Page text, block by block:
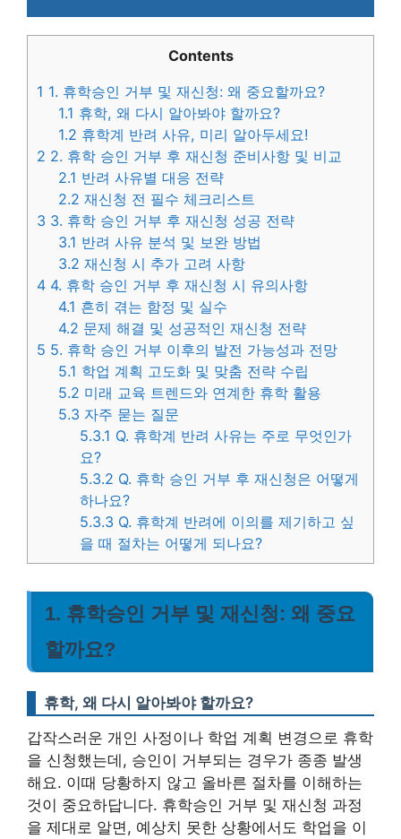
Contents
1 1. 휴학승인 거부 및 재신청: 왜 중요할까요?
1.1 휴학, 왜 다시 알아봐야 할까요?
1.2 휴학계 반려 사유, 미리 알아두세요!
2 2. 휴학 승인 거부 후 재신청 준비사항 및 비교
2.1 반려 사유별 대응 전략
2.2 재신청 전 필수 체크리스트
3 3. 휴학 승인 거부 후 재신청 성공 전략
3.1 반려 사유 분석 및 보완 방법
3.2 재신청 시 추가 고려 사항
4 4. 휴학 승인 거부 후 재신청 시 유의사항
4.1 흔히 겪는 함정 및 실수
4.2 문제 해결 및 성공적인 재신청 전략
5 5. 휴학 승인 거부 이후의 발전 가능성과 전망
5.1 학업 계획 고도화 및 맞춤 전략 수립
5.2 미래 교육 트렌드와 연계한 휴학 활용
5.3 자주 묻는 질문
5.3.1 Q. 휴학계 반려 사유는 주로 무엇인가
요?
5.3.2 Q. 휴학 승인 거부 후 재신청은 어떻게
하나요?
5.3.3 Q. 휴학계 반려에 이의를 제기하고 싶
을 때 절차는 어떻게 되나요?
1. 휴학승인 거부 및 재신청: 왜 중요
할까요?
휴학, 왜 다시 알아봐야 할까요?
갑작스러운 개인 사정이나 학업 계획 변경으로 휴학
을 신청했는데, 승인이 거부되는 경우가 종종 발생
해요. 이때 당황하지 않고 올바른 절차를 이해하는
것이 중요하답니다. 휴학승인 거부 및 재신청 과정
을 제대로 알면, 예상치 못한 상황에서도 학업을 이